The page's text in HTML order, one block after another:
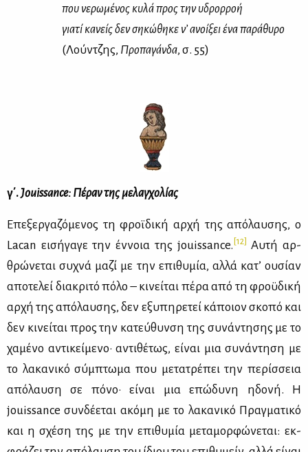
που νε­ρω­μέ­νος κυ­λά προς την υδρορ­ροή
για­τί κα­νείς δεν ση­κώ­θη­κε ν’ ανοί­ξει ένα πα­ρά­θυ­ρο
(Λούν­τζης, Προ­πα­γάν­δα, σ. 55)
γ΄.Jouissance: Πέ­ραν της με­λαγ­χο­λί­ας
Επε­ξερ­γα­ζό­με­νος τη φροϊ­δι­κή αρ­χή της από­λαυ­σης, ο
Lacan ει­σή­γα­γε την έν­νοια της jouissance. [12] Αυ­τή αρ­
θρώ­νε­ται συ­χνά μα­ζί με την επι­θυ­μία, αλ­λά κα­τ’ ου­σί­αν
απο­τε­λεί δια­κρι­τό πό­λο – κι­νεί­ται πέ­ρα από τη φρο­ϋ­δι­κή
αρ­χή της από­λαυ­σης, δεν εξυ­πη­ρε­τεί κά­ποιον σκο­πό και
δεν κι­νεί­ται προς την κα­τεύ­θυν­ση της συ­νά­ντη­σης με το
χα­μέ­νο αντι­κεί­με­νο· αντι­θέ­τως, εί­ναι μια συ­νά­ντη­ση με
το λα­κα­νι­κό σύμ­πτω­μα που με­τα­τρέ­πει την πε­ρίσ­σεια
από­λαυ­ση σε πό­νο· εί­ναι μια επώ­δυ­νη ηδο­νή. Η
jouissance συν­δέ­ε­ται ακό­μη με το λα­κα­νι­κό Πραγ­μα­τι­κό
και η σχέ­ση της με την επι­θυ­μία με­τα­μορ­φώ­νε­ται: εκ­